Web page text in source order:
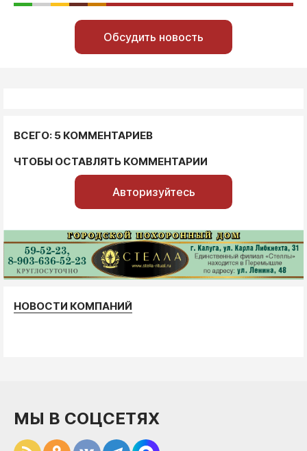
Обсудить новость
ВСЕГО: 5 КОММЕНТАРИЕВ
ЧТОБЫ ОСТАВЛЯТЬ КОММЕНТАРИИ
Авторизуйтесь
НОВОСТИ КОМПАНИЙ
МЫ В СОЦСЕТЯХ